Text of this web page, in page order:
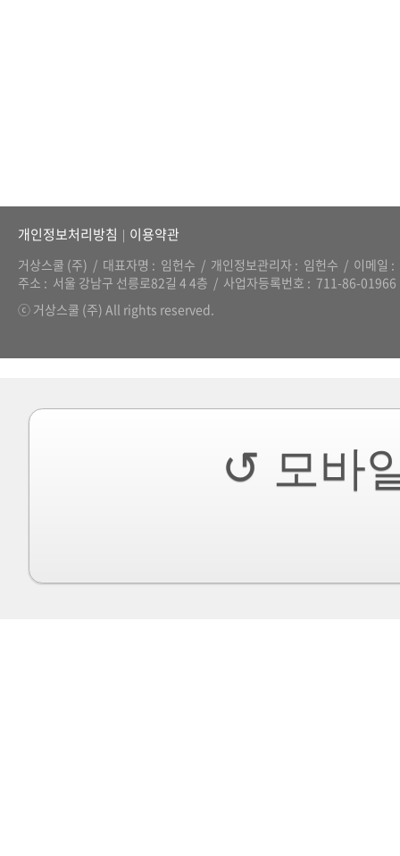
거상스쿨 (주) 대표자명 임헌수 개인정보관리자 임헌수
이메일
주소
서울 강남구 선릉로82길 4 4층 사업자등록번호
711-86-01966
ⓒ 거상스쿨 (주) All rights reserved.
개인정보처리방침 | 이용약관
↺ 모바